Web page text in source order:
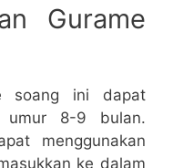
Gurame
soang ini dapat
umur 8-9 bulan.
menggunakan
ke dalam